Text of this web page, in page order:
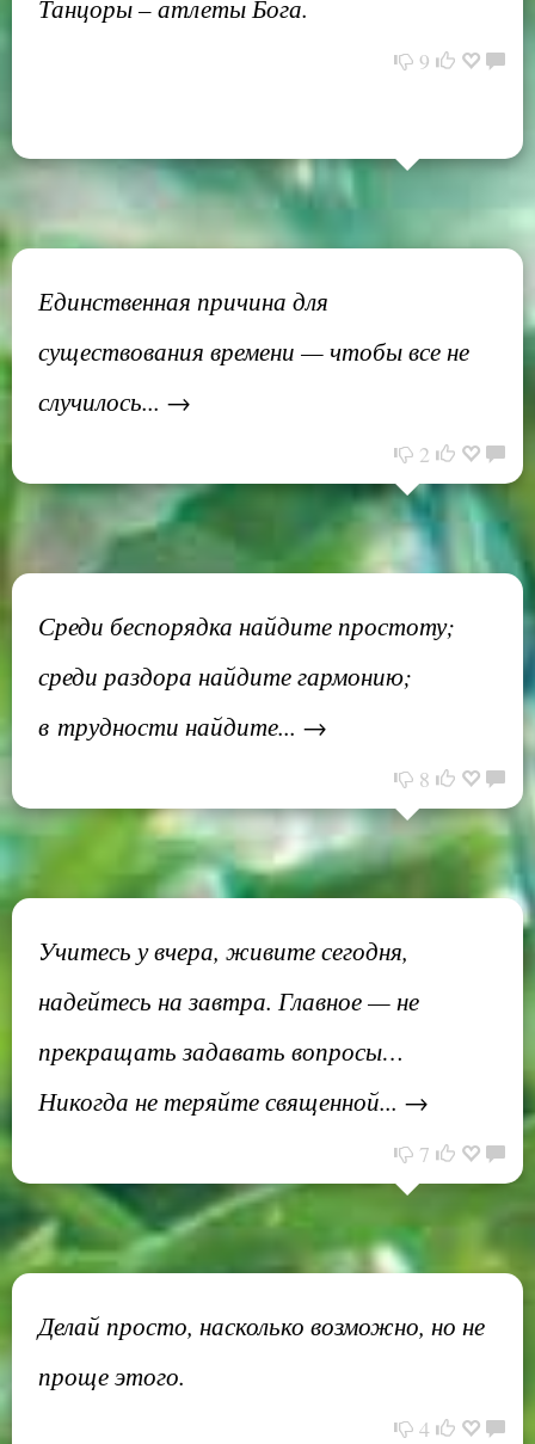
Танцоры – атлеты Бога.
9
Единственная причина для
существования времени — чтобы все не
случилось... →
2
Среди беспорядка найдите простоту;
среди раздора найдите гармонию;
в трудности найдите... →
8
Учитесь у вчера, живите сегодня,
надейтесь на завтра. Главное — не
прекращать задавать вопросы…
Никогда не теряйте священной... →
7
Делай просто, насколько возможно, но не
проще этого.
4